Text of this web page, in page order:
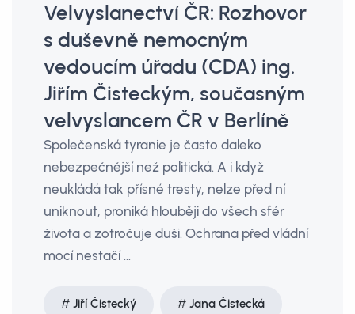
Velvyslanectví ČR: Rozhovor
s duševně nemocným
vedoucím úřadu (CDA) ing.
Jiřím Čisteckým, současným
velvyslancem ČR v Berlíně
Společenská tyranie je často daleko
nebezpečnější než politická. A i když
neukládá tak přísné tresty, nelze před ní
uniknout, proniká hlouběji do všech sfér
života a zotročuje duši. Ochrana před vládní
mocí nestačí ...
Jiří Čistecký Jana Čistecká